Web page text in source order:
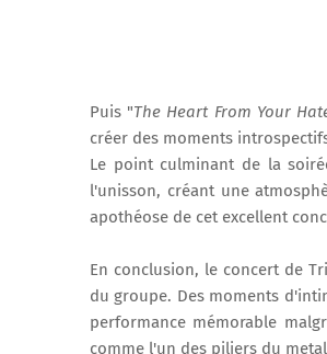
Puis "The Heart From Your
créer des moments
Le point culminant de la
l'unisson, créant une
apothéose de cet excellent
En conclusion, le concert de
du groupe. Des moments
performance mémorable
comme l'un des piliers du